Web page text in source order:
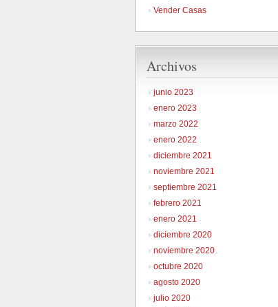
Vender Casas
Archivos
junio 2023
enero 2023
marzo 2022
enero 2022
diciembre 2021
noviembre 2021
septiembre 2021
febrero 2021
enero 2021
diciembre 2020
noviembre 2020
octubre 2020
agosto 2020
julio 2020